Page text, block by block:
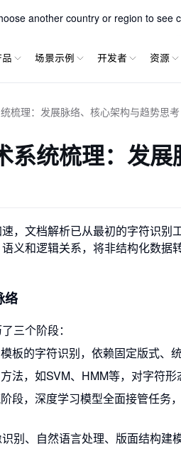
another country or region to see
TextIn xParse
场景示例 开发者 资源
梳理：发展脉络、核心架构与趋势思考
系统梳理：发
，文档解析已从最初的字符识别
义和逻辑关系，将非结构化数
络
三个阶段：
板的字符识别，依赖固定版式、
法，如SVM、HMM等，对字符
段，深度学习模型全面接管任
别、自然语言处理、版面结构建